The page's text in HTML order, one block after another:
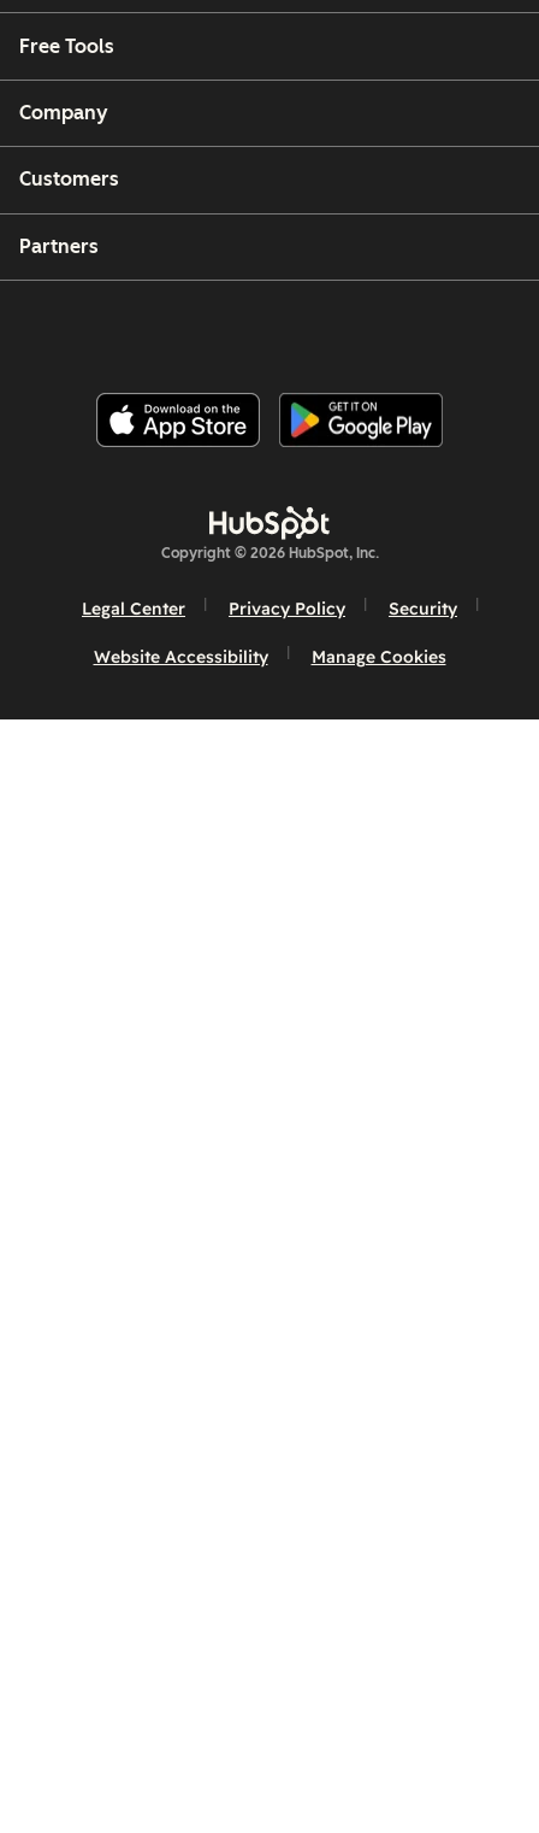
Free Tools
Company
Customers
Partners
Copyright © 2026 HubSpot, Inc.
Legal Center Privacy Policy Security
Website Accessibility Manage Cookies